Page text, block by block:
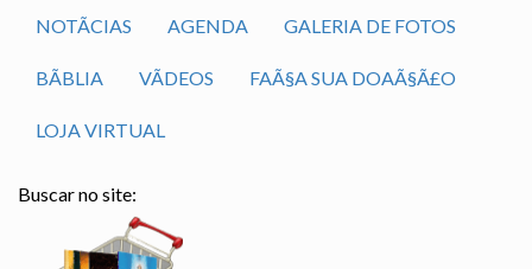
NOTÃ­CIAS AGENDA GALERIA DE FOTOS
BÃ­BLIA VÃ­DEOS FAÃ§A SUA DOAÃ§Ã£O
LOJA VIRTUAL
Buscar no site: